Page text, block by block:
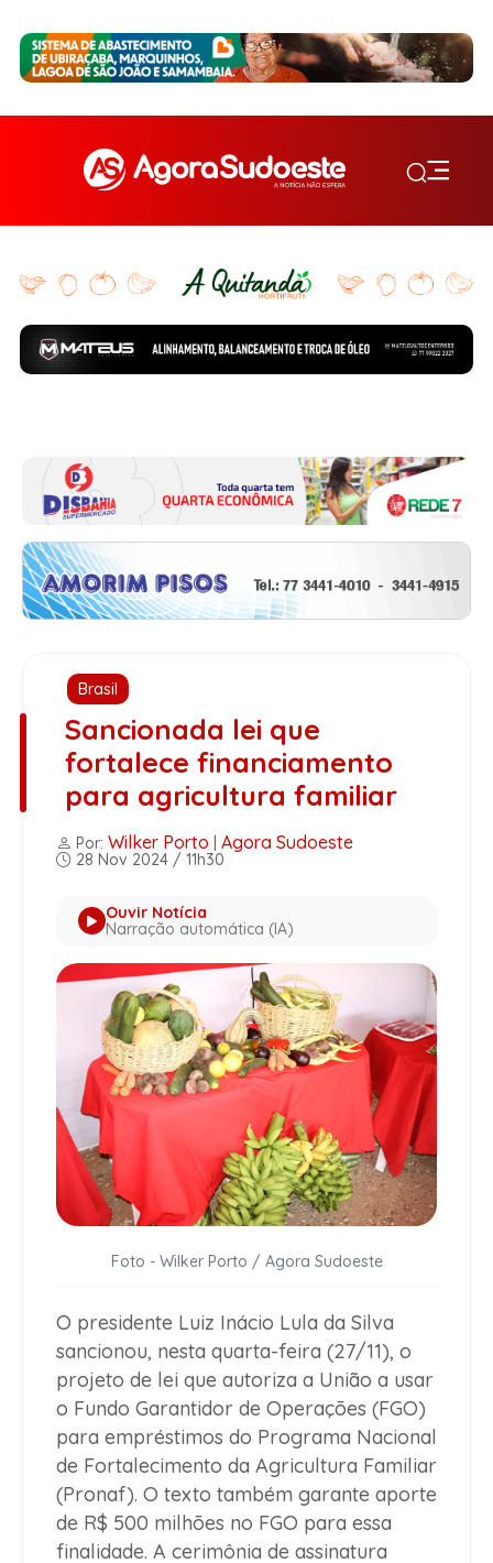
Brasil
Sancionada lei que
fortalece financiamento
para agricultura familiar
Por: Wilker Porto Agora Sudoeste
28 Nov 2024 / 11h30
Ouvir Notícia
Narração automática (IA)
Foto - Wilker Porto / Agora Sudoeste
O presidente Luiz Inácio Lula da Silva
sancionou, nesta quarta-feira (27/11), o
projeto de lei que autoriza a União a usar
o Fundo Garantidor de Operações (FGO)
para empréstimos do Programa Nacional
de Fortalecimento da Agricultura Familiar
(Pronaf). O texto também garante aporte
de R$ 500 milhões no FGO para essa
finalidade. A cerimônia de assinatura